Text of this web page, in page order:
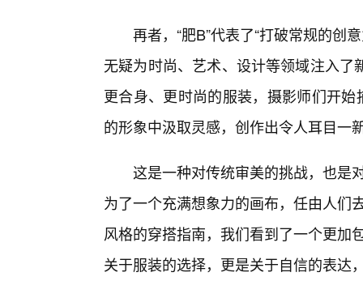
再者，“肥B”代表了“打破常规的创
无疑为时尚、艺术、设计等领域注入
更合身、更时尚的服装，摄影师们开始
的形象中汲取灵感，创作出令人耳目一
这是一种对传统审美的挑战，也是
为了一个充满想象力的画布，任由人们
风格的穿搭指南，我们看到了一个更加
关于服装的选择，更是关于自信的表达